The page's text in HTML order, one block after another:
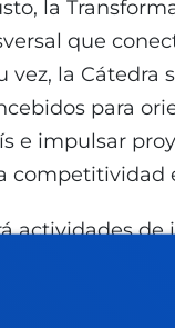
la
que
vez, la Cátedra
para
e impulsar
competitividad
actividades